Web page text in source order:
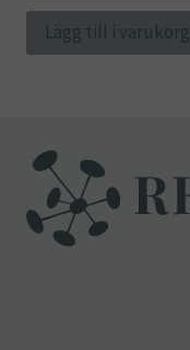
Lägg till i varukorg